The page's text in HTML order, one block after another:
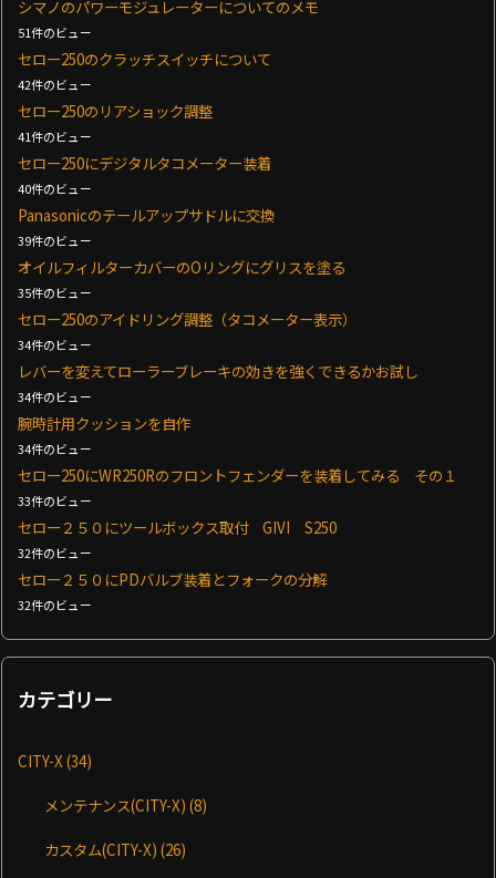
シマノのパワーモジュレーターについてのメモ
51件のビュー
セロー250のクラッチスイッチについて
42件のビュー
セロー250のリアショック調整
41件のビュー
セロー250にデジタルタコメーター装着
40件のビュー
Panasonicのテールアップサドルに交換
39件のビュー
オイルフィルターカバーのOリングにグリスを塗る
35件のビュー
セロー250のアイドリング調整（タコメーター表示）
34件のビュー
レバーを変えてローラーブレーキの効きを強くできるかお試し
34件のビュー
腕時計用クッションを自作
34件のビュー
セロー250にWR250Rのフロントフェンダーを装着してみる その１
33件のビュー
セロー２５０にツールボックス取付 GIVI S250
32件のビュー
セロー２５０にPDバルブ装着とフォークの分解
32件のビュー
カテゴリー
CITY-X(34)
メンテナンス(CITY-X)(8)
カスタム(CITY-X)(26)